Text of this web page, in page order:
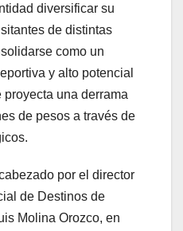
diversificar su
de distintas
como un
y alto potencial
una derrama
de pesos a través de
por el director
de Destinos de
Molina Orozco, en